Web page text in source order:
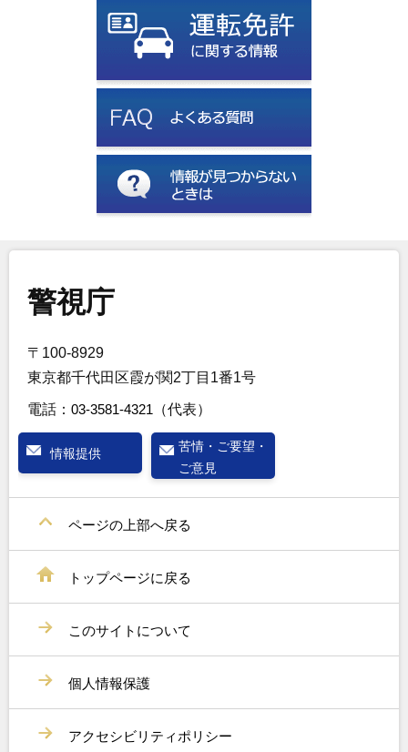
警視庁
〒100-8929
東京都千代田区霞が関2丁目1番1号
電話： 03-3581-4321 （代表）
情報提供
苦情・ご要望・
ご意見
ページの上部へ戻る
トップページに戻る
このサイトについて
個人情報保護
アクセシビリティポリシー